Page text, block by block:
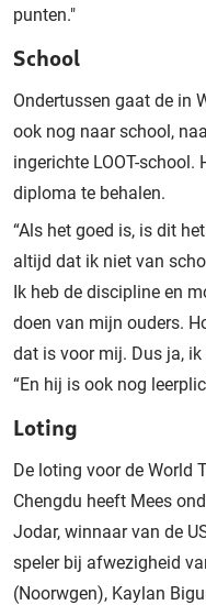
punten."
School
Ondertussen gaat de in
ook nog naar school,
ingerichte LOOT-
diploma te behalen.
“Als het goed is, is dit
altijd dat ik niet van
Ik heb de discipline en
doen van mijn ouders.
dat is voor mij. Dus ja,
“En hij is ook nog
Loting
De loting voor de World
Chengdu heeft Mees
Jodar, winnaar van de
speler bij afwezigheid
(Noorwgen), Kaylan